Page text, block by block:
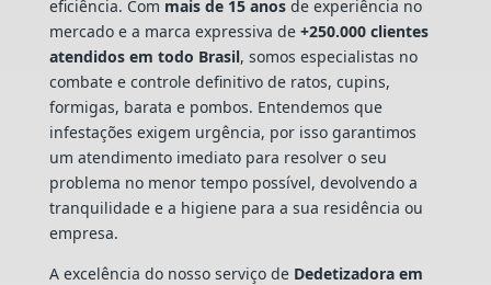
eficiência. Com mais de 15 anosde experiência no
mercado e a marca expressiva de+250.000 clientes
atendidos em todo Brasil, somos especialistas no
combate e controle definitivo de ratos, cupins,
formigas, barata e pombos. Entendemos que
infestações exigem urgência, por isso garantimos
um atendimento imediato para resolver o seu
problema no menor tempo possível, devolvendo a
tranquilidade e a higiene para a sua residência ou
empresa.
A excelência do nosso serviço de Dedetizadora em